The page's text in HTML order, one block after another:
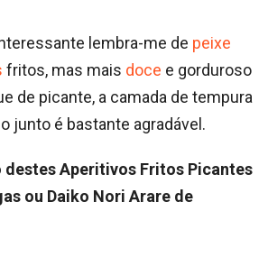
lembra-me de peixe
fritos, mas mais doce e gorduroso
de picante, a camada de tempura
junto é bastante agradável.
destes Aperitivos Fritos Picantes
ou Daiko Nori Arare de